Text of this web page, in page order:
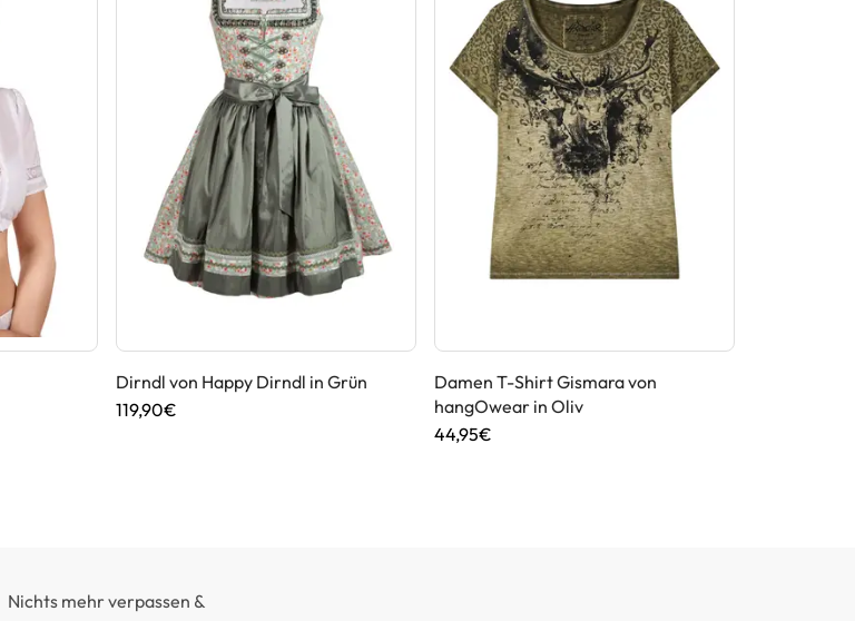
Dirndl von Happy Dirndl in Grün
119,90€
Damen T-Shirt Gismara von
hangOwear in Oliv
44,95€
Nichts mehr verpassen &